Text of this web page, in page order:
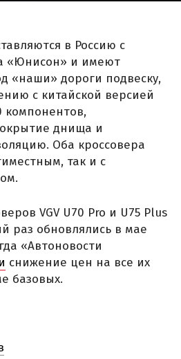
в Россию с
«Юнисон» и имеют
«наши» дороги подвеску,
с китайской версией
компонентов,
днища и
Оба кроссовера
так и с
VGV U70 Pro и U75 Plus
раз обновлялись в мае
«Автоновости
снижение цен на все их
базовых.